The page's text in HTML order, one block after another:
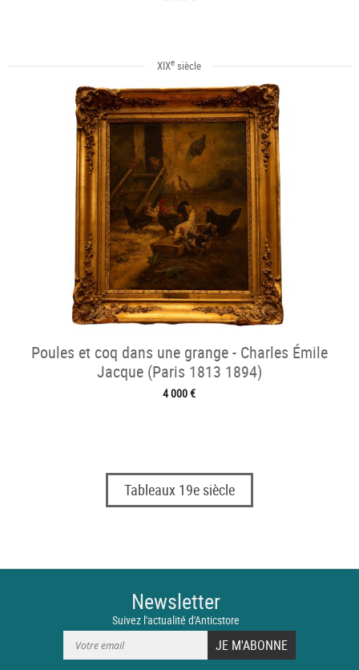
XIXe siècle
Poules et coq dans une grange - Charles Émile
Jacque (Paris 1813 1894)
4 000 €
Tableaux 19e siècle
Newsletter
Suivez l'actualité d'Anticstore